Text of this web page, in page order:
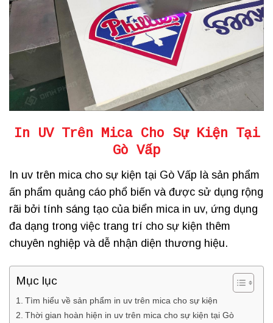
In UV Trên Mica Cho Sự Kiện Tại
Gò Vấp
In uv trên mica cho sự kiện tại Gò Vấp là sản phẩm
ấn phẩm quảng cáo phổ biến và được sử dụng rộng
rãi bởi tính sáng tạo của biển mica in uv, ứng dụng
đa dạng trong việc trang trí cho sự kiện thêm
chuyên nghiệp và dễ nhận diện thương hiệu.
Mục lục
Tìm hiểu về sản phẩm in uv trên mica cho sự kiện
Thời gian hoàn hiện in uv trên mica cho sự kiện tại Gò